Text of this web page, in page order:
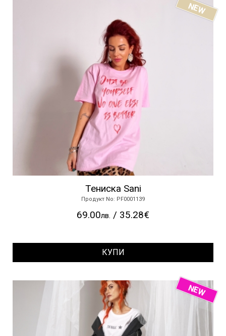
NEW
Тениска Sani
Продукт No: PF0001139
69.00лв. / 35.28€
КУПИ
NEW